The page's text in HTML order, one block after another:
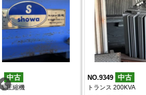
NO.9349
トランス 200KVA
NO.9327
２軸剪断